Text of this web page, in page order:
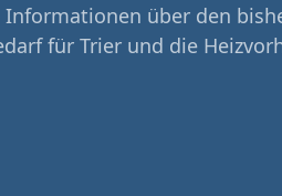
Informationen über den
für Trier und die